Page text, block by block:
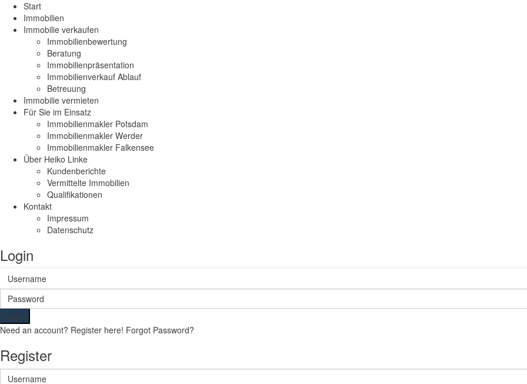
Start
Immobilien
Immobilie verkaufen
Immobilienbewertung
Beratung
Immobilienpräsentation
Immobilienverkauf Ablauf
Betreuung
Immobilie vermieten
Für Sie im Einsatz
Immobilienmakler Potsdam
Immobilienmakler Werder
Immobilienmakler Falkensee
Über Heiko Linke
Kundenberichte
Vermittelte Immobilien
Qualifikationen
Kontakt
Impressum
Datenschutz
Login
Login
Need an account? Register here! Forgot Password?
Register